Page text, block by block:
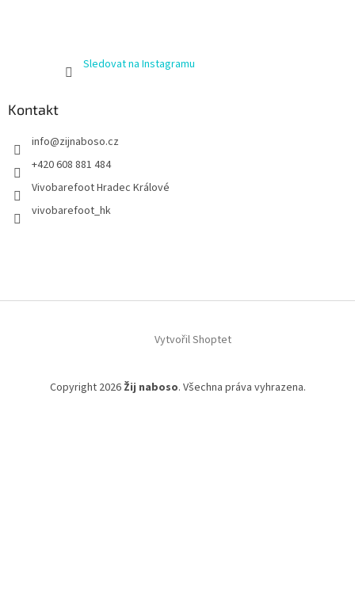
Sledovat na Instagramu
Kontakt
info@zijnaboso.cz
+420 608 881 484
Vivobarefoot Hradec Králové
vivobarefoot_hk
Vytvořil Shoptet
Copyright 2026 Žij naboso. Všechna práva vyhrazena.